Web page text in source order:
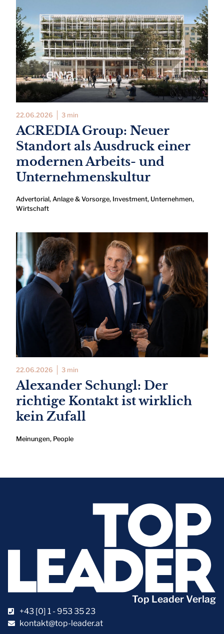
22.06.2026 3 min
ACREDIA Group: Neuer
Standort als Ausdruck einer
modernen Arbeits- und
Unternehmenskultur
Advertorial, Anlage & Vorsorge, Investment, Unternehmen,
Wirtschaft
22.06.2026 3 min
Alexander Schungl: Der
richtige Kontakt ist wirklich
kein Zufall
Meinungen, People
Top Leader Verlag
+43 [0] 1 - 953 35 23
kontakt@top-leader.at